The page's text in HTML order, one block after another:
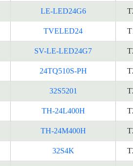
LE-LED24G6
TVELED24
SV-LE-LED24G7
24TQ510S-PH
32S5201
TH-24L400H
TH-24M400H
32S4K